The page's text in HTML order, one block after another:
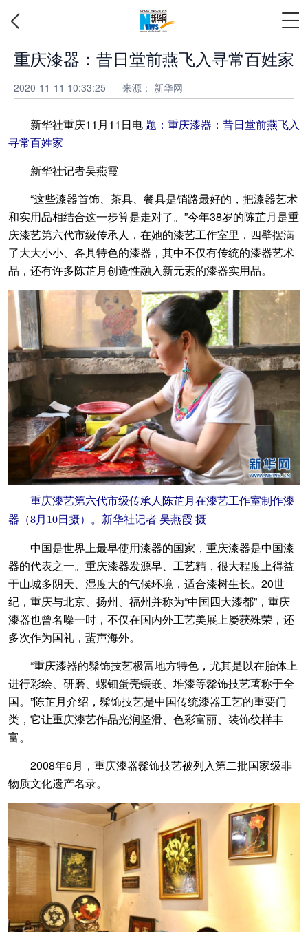
重庆漆器：昔日堂前燕飞入寻常百姓家
2020-11-11 10:33:25 来源： 新华网
新华社重庆11月11日电题：重庆漆器：昔日堂前燕飞入
寻常百姓家
新华社记者吴燕霞
“这些漆器首饰、茶具、餐具是销路最好的，把漆器艺术
和实用品相结合这一步算是走对了。”今年38岁的陈芷月是重
庆漆艺第六代市级传承人，在她的漆艺工作室里，四壁摆满
了大大小小、各具特色的漆器，其中不仅有传统的漆器艺术
品，还有许多陈芷月创造性融入新元素的漆器实用品。
重庆漆艺第六代市级传承人陈芷月在漆艺工作室制作漆
器（8月10日摄）。新华社记者 吴燕霞 摄
中国是世界上最早使用漆器的国家，重庆漆器是中国漆
器的代表之一。重庆漆器发源早、工艺精，很大程度上得益
于山城多阴天、湿度大的气候环境，适合漆树生长。20世
纪，重庆与北京、扬州、福州并称为“中国四大漆都”，重庆
漆器也曾名噪一时，不仅在国内外工艺美展上屡获殊荣，还
多次作为国礼，蜚声海外。
“重庆漆器的髹饰技艺极富地方特色，尤其是以在胎体上
进行彩绘、研磨、螺钿蛋壳镶嵌、堆漆等髹饰技艺著称于全
国。”陈芷月介绍，髹饰技艺是中国传统漆器工艺的重要门
类，它让重庆漆艺作品光润坚滑、色彩富丽、装饰纹样丰
富。
2008年6月，重庆漆器髹饰技艺被列入第二批国家级非
物质文化遗产名录。